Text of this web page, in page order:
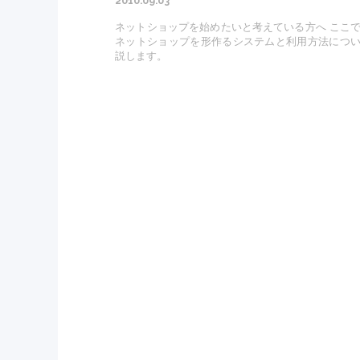
ネットショップを始めたいと考えている方へ ここで
ネットショップを形作るシステムと利用方法につ
説します。